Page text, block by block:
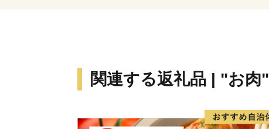
関連する返礼品 | "お肉"